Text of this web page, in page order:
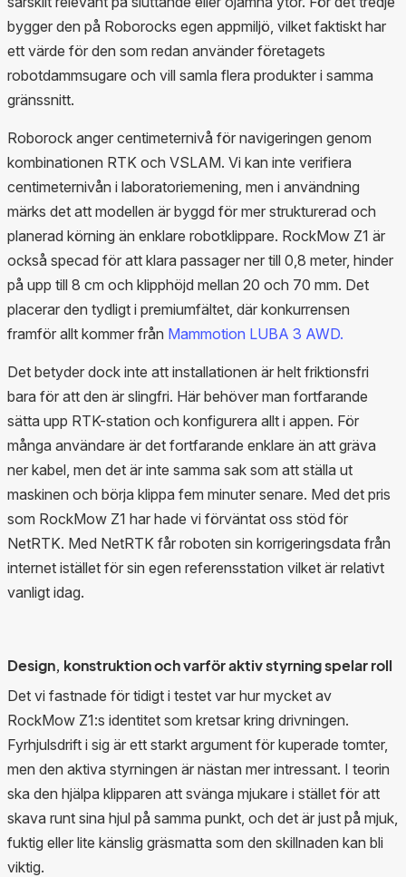
bygger den på Roborocks egen appmiljö, vilket faktiskt har
ett värde för den som redan använder företagets
robotdammsugare och vill samla flera produkter i samma
gränssnitt.
Roborock anger centimeternivå för navigeringen genom
kombinationen RTK och VSLAM. Vi kan inte verifiera
centimeternivån i laboratoriemening, men i användning
märks det att modellen är byggd för mer strukturerad och
planerad körning än enklare robotklippare. RockMow Z1 är
också specad för att klara passager ner till 0,8 meter, hinder
på upp till 8 cm och klipphöjd mellan 20 och 70 mm. Det
placerar den tydligt i premiumfältet, där konkurrensen
framför allt kommer från Mammotion LUBA 3 AWD.
Det betyder dock inte att installationen är helt friktionsfri
bara för att den är slingfri. Här behöver man fortfarande
sätta upp RTK-station och konfigurera allt i appen. För
många användare är det fortfarande enklare än att gräva
ner kabel, men det är inte samma sak som att ställa ut
maskinen och börja klippa fem minuter senare. Med det pris
som RockMow Z1 har hade vi förväntat oss stöd för
NetRTK. Med NetRTK får roboten sin korrigeringsdata från
internet istället för sin egen referensstation vilket är relativt
vanligt idag.
Design, konstruktion och varför aktiv styrning spelar roll
Det vi fastnade för tidigt i testet var hur mycket av
RockMow Z1:s identitet som kretsar kring drivningen.
Fyrhjulsdrift i sig är ett starkt argument för kuperade tomter,
men den aktiva styrningen är nästan mer intressant. I teorin
ska den hjälpa klipparen att svänga mjukare i stället för att
skava runt sina hjul på samma punkt, och det är just på mjuk,
fuktig eller lite känslig gräsmatta som den skillnaden kan bli
viktig.